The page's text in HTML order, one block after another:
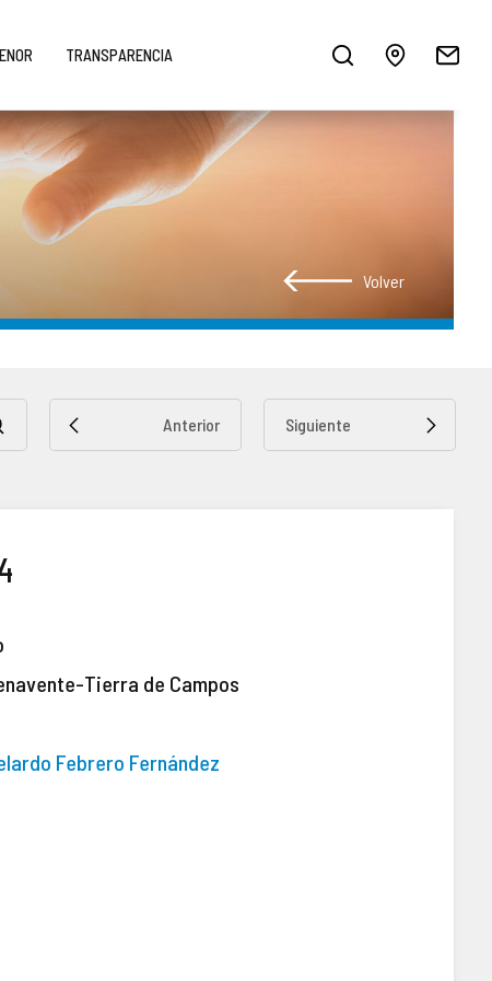
TRANSPARENCIA
Volver
Anterior Siguiente
Tierra de Campos
Febrero Fernández